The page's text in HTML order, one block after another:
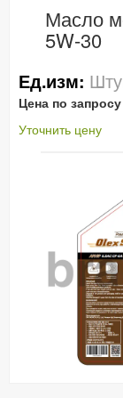
Масло
5W-30
Ед.изм:
Цена по запросу
Уточнить цену